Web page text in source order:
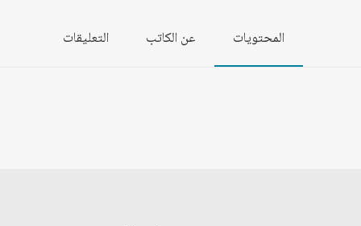
المحتويات عن الكاتب التعليقات